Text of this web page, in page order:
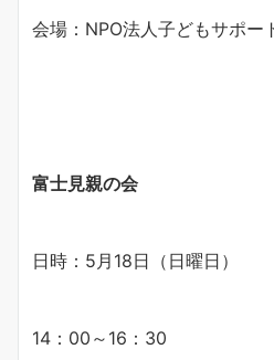
会場：NPO法人子どもサポー
富士見親の会
日時：5月18日（日曜日）
14：00～16：30